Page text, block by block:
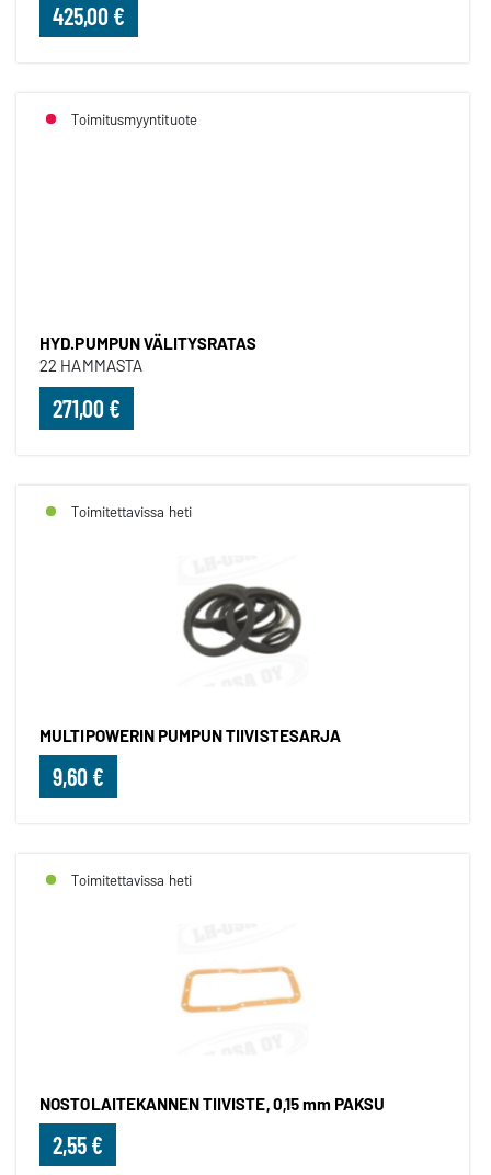
425,00 €
Toimitusmyyntituote
HYD.PUMPUN VÄLITYSRATAS
22 HAMMASTA
271,00 €
Toimitettavissa heti
MULTIPOWERIN PUMPUN TIIVISTESARJA
9,60 €
Toimitettavissa heti
NOSTOLAITEKANNEN TIIVISTE, 0,15 mm PAKSU
2,55 €